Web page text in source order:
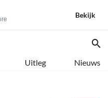
Bekijk
Uitleg Nieuws